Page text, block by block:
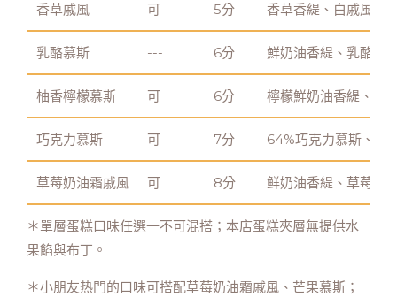
香草戚風 可 5分 香草香緹、白戚風
乳酪慕斯 --- 6分 鮮奶油香緹、乳酪慕
柚香檸檬慕斯 可 6分 檸檬鮮奶油香緹、柚
巧克力慕斯 可 7分 64%巧克力慕斯、黑
草莓奶油霜戚風 可 8分 鲜奶油香緹、草莓奶
＊單層蛋糕口味任選一不可混搭；本店蛋糕夾層無提供水
果餡與布丁。
＊小朋友热門的口味可搭配草莓奶油霜戚風、芒果慕斯；